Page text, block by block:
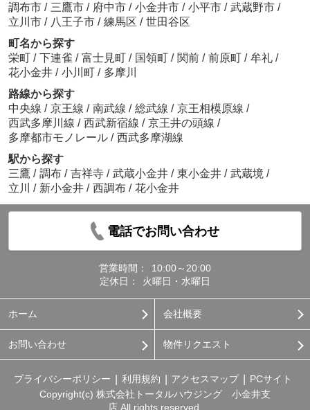
調布市 / 三鷹市 / 府中市 / 小金井市 / 小平市 / 武蔵野市 /
立川市 / 八王子市 / 練馬区 / 世田谷区
町名から探す
栄町 / 下連雀 / 富士見町 / 国領町 / 関前 / 前原町 / 牟礼 /
花小金井 / 小川町 / 多摩川
路線から探す
中央線 / 京王線 / 南武線 / 総武線 / 京王相模原線 /
西武多摩川線 / 西武新宿線 / 京王井の頭線 /
多摩都市モノレール / 西武多摩湖線
駅から探す
三鷹 / 調布 / 吉祥寺 / 武蔵小金井 / 東小金井 / 武蔵境 /
立川
/ 新小金井 / 西調布 / 花小金井
電話でお問い合わせ
営業時間：
10:00～20:00
定休日：
火曜日・水曜日
ホーム 会社概要
お問い合わせ 物件リクエスト
プライバシーポリシー 利用規約 アクセスマップ
PCサイト
Copyright(c) 株式会社トータルハウジング 小金井支
店 All rights reserved.